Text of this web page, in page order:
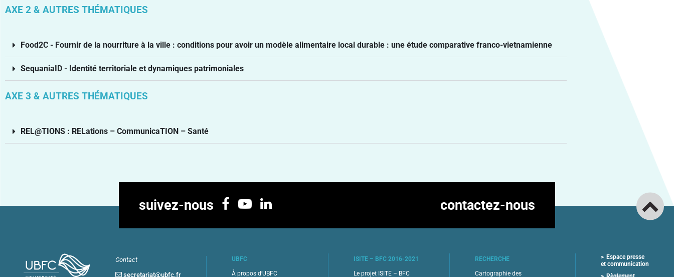
AXE 2 & AUTRES THÉMATIQUES
Food2C - Fournir de la nourriture à la ville : conditions pour avoir un modèle alimentaire local durable : une étude comparative franco-vietnamienne
SequaniaID - Identité territoriale et dynamiques patrimoniales
AXE 3 & AUTRES THÉMATIQUES
REL@TIONS : RELations – CommunicaTION – Santé
suivez-nous contactez-nous
Contact
secretariat@ubfc.fr
UBFC
À propos d’UBFC
ISITE – BFC 2016-2021
Le projet ISITE – BFC
RECHERCHE
Cartographie des
Espace presse
et communication